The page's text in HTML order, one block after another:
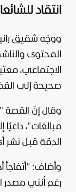
انتقاد
ووجّه شقيق
المحتوى
الاجتماعي،
صحيحة إلى
وقال إنّ القصة
مبالغات"،
الدقة قبل نشر
وأضاف: "أتفاجأ
رغم أنني مصدر